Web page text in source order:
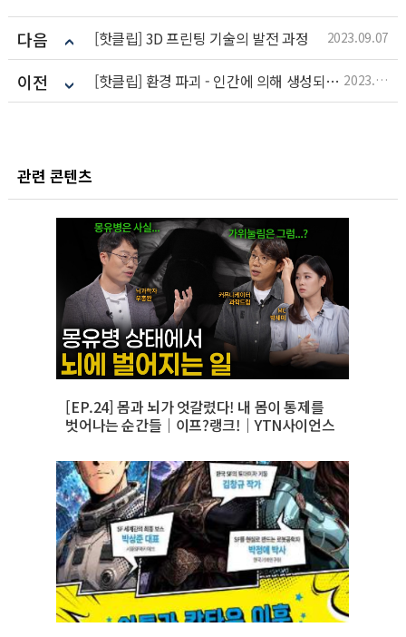
다음 [핫클립] 3D 프린팅 기술의 발전 과정 2023.09.07
이전 [핫클립] 환경 파괴 - 인간에 의해 생성되는 인류세의 흔적들 2023.09.07
관련 콘텐츠
[EP.24] 몸과 뇌가 엇갈렸다! 내 몸이 통제를
벗어나는 순간들｜이프?랭크!｜YTN사이언스